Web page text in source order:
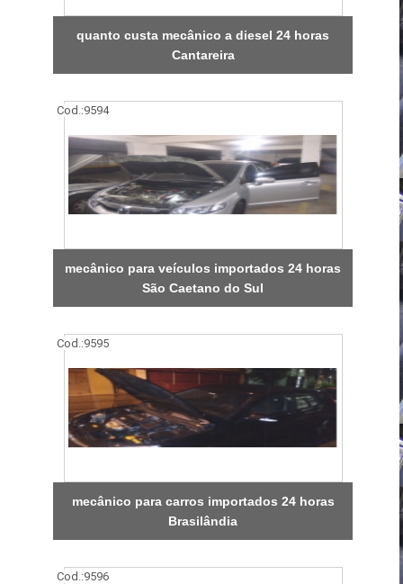
quanto custa mecânico a diesel 24 horas
Cantareira
Cod.:9594
mecânico para veículos importados 24 horas
São Caetano do Sul
Cod.:9595
mecânico para carros importados 24 horas
Brasilândia
Cod.:9596